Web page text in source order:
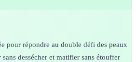
pour répondre au double défi des peaux
dessécher et matifier sans étouffer